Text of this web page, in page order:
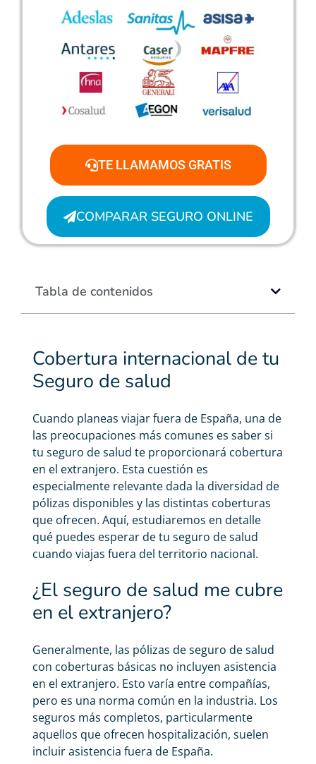
Cobertura internacional de tu
Seguro de salud
Cuando planeas viajar fuera de España, una de
las preocupaciones más comunes es saber si
tu seguro de salud te proporcionará cobertura
en el extranjero. Esta cuestión es
especialmente relevante dada la diversidad de
pólizas disponibles y las distintas coberturas
que ofrecen. Aquí, estudiaremos en detalle
qué puedes esperar de tu seguro de salud
cuando viajas fuera del territorio nacional.
¿El seguro de salud me cubre
en el extranjero?
Generalmente, las pólizas de seguro de salud
con coberturas básicas no incluyen asistencia
en el extranjero. Esto varía entre compañías,
pero es una norma común en la industria. Los
seguros más completos, particularmente
aquellos que ofrecen hospitalización, suelen
incluir asistencia fuera de España.
TE LLAMAMOS GRATIS
COMPARAR SEGURO ONLINE
Tabla de contenidos